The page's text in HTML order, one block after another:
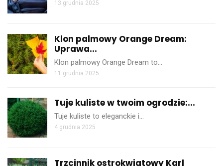
13 grudnia 2025
Klon palmowy Orange Dream:
Uprawa...
Klon palmowy Orange Dream to…
11 grudnia 2025
Tuje kuliste w twoim ogrodzie:...
Tuje kuliste to eleganckie i…
4 grudnia 2025
Trzcinnik ostrokwiatowy Karl